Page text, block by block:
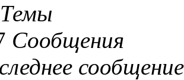
Темы
Сообщения
сообщение